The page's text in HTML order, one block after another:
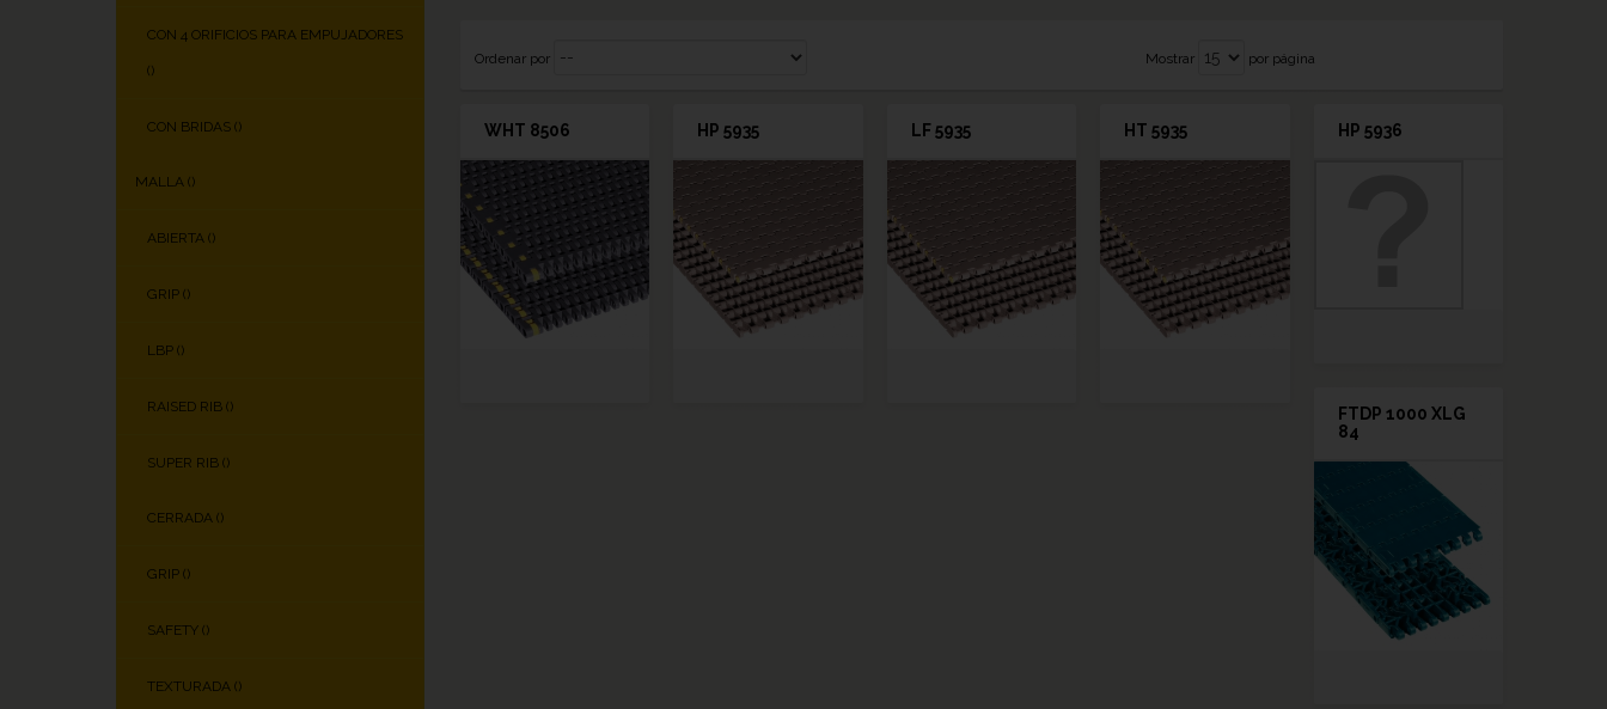
CON 4 ORIFICIOS PARA EMPUJADORES
()
CON BRIDAS ()
MALLA ()
ABIERTA ()
GRIP ()
LBP ()
RAISED RIB ()
SUPER RIB ()
CERRADA ()
GRIP ()
SAFETY ()
TEXTURADA ()
Ordenar por Mostrar por página
WHT 8506 HP 5935 LF 5935 HT 5935 HP 5936
FTDP 1000 XLG
84